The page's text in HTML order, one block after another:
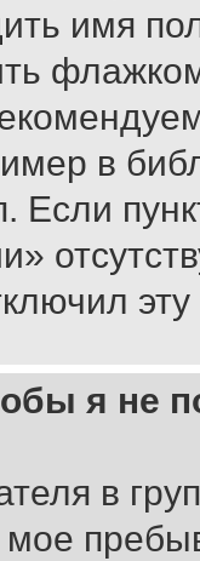
имя
в
Если
я не
в